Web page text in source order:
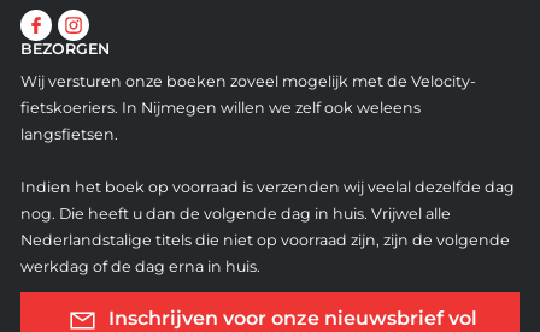
BEZORGEN
Wij versturen onze boeken zoveel mogelijk met de Velocity-
fietskoeriers. In Nijmegen willen we zelf ook weleens
langsfietsen.
Indien het boek op voorraad is verzenden wij veelal dezelfde dag
nog. Die heeft u dan de volgende dag in huis. Vrijwel alle
Nederlandstalige titels die niet op voorraad zijn, zijn de volgende
werkdag of de dag erna in huis.
Inschrijven voor onze nieuwsbrief vol